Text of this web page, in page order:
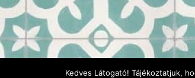
Kedves Látogató! Tájékoztatjuk,